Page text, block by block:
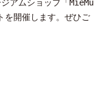
アムショップ「MieMu
を開催します。ぜひご